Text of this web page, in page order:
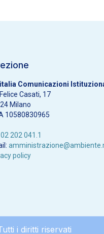
Comunicazioni
Casati, 17
Milano
10580830965
02 202 041.1
policy
i diritti riservati